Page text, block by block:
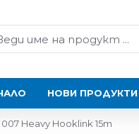
НОВИ ПРОДУКТИ
Heavy Hooklink 15m